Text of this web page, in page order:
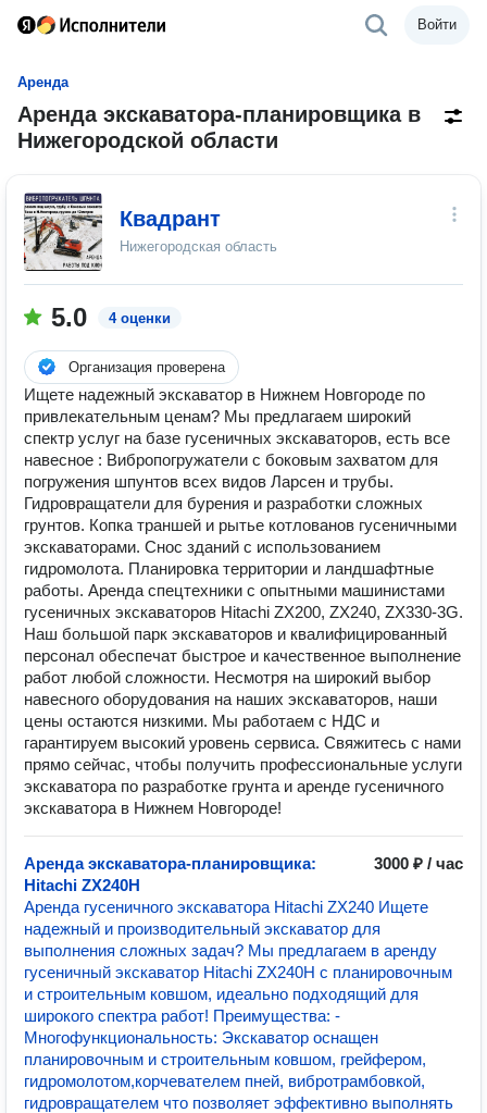
Войти
Аренда
Аренда экскаватора-планировщика в
Нижегородской области
Квадрант
Нижегородская область
5.0 4 оценки
Организация проверена
Ищете надежный экскаватор в Нижнем Новгороде по
привлекательным ценам? Мы предлагаем широкий
спектр услуг на базе гусеничных экскаваторов, есть все
навесное : Вибропогружатели с боковым захватом для
погружения шпунтов всех видов Ларсен и трубы.
Гидровращатели для бурения и разработки сложных
грунтов. Копка траншей и рытье котлованов гусеничными
экскаваторами. Снос зданий с использованием
гидромолота. Планировка территории и ландшафтные
работы. Аренда спецтехники с опытными машинистами
гусеничных экскаваторов Hitachi ZX200, ZX240, ZX330-3G.
Наш большой парк экскаваторов и квалифицированный
персонал обеспечат быстрое и качественное выполнение
работ любой сложности. Несмотря на широкий выбор
навесного оборудования на наших экскаваторов, наши
цены остаются низкими. Мы работаем с НДС и
гарантируем высокий уровень сервиса. Свяжитесь с нами
прямо сейчас, чтобы получить профессиональные услуги
экскаватора по разработке грунта и аренде гусеничного
экскаватора в Нижнем Новгороде!
Аренда экскаватора-планировщика:
Hitachi ZX240H
3000 ₽ / час
Аренда гусеничного экскаватора Hitachi ZX240 Ищете
надежный и производительный экскаватор для
выполнения сложных задач? Мы предлагаем в аренду
гусеничный экскаватор Hitachi ZX240H с планировочным
и строительным ковшом, идеально подходящий для
широкого спектра работ! Преимущества: -
Многофункциональность: Экскаватор оснащен
планировочным и строительным ковшом, грейфером,
гидромолотом,корчевателем пней, вибротрамбовкой,
гидровращателем что позволяет эффективно выполнять